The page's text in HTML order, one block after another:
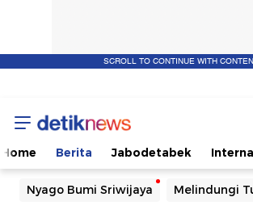
SCROLL TO CONTINUE WITH
Home Berita Jabodetabek
Nyago Bumi Sriwijaya Melindungi